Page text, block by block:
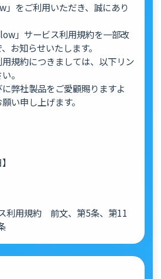
をご利用いただき、誠にあり
」サービス利用規約を一部改
お知らせいたします。
規約につきましては、以下リン
。
弊社製品をご愛顧賜りますよ
い申し上げます。
利用規約 前文、第5条、第11